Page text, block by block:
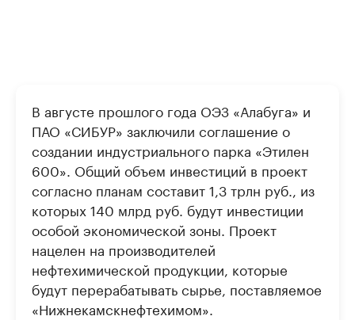
В августе прошлого года ОЭЗ «Алабуга» и
ПАО «СИБУР» заключили соглашение о
создании индустриального парка «Этилен
600». Общий объем инвестиций в проект
согласно планам составит 1,3 трлн руб., из
которых 140 млрд руб. будут инвестиции
особой экономической зоны. Проект
нацелен на производителей
нефтехимической продукции, которые
будут перерабатывать сырье, поставляемое
«Нижнекамскнефтехимом».